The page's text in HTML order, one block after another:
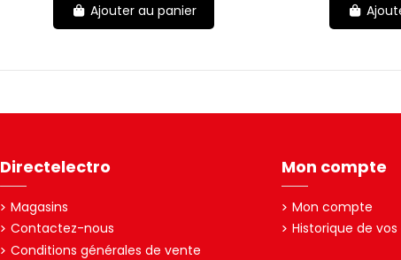
Ajouter au panier
Directelectro
Magasins
Contactez-nous
Conditions générales de vente
Mon compte
Mon compte
Historique de